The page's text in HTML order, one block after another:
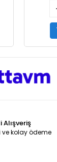
Alışveriş
ve kolay ödeme